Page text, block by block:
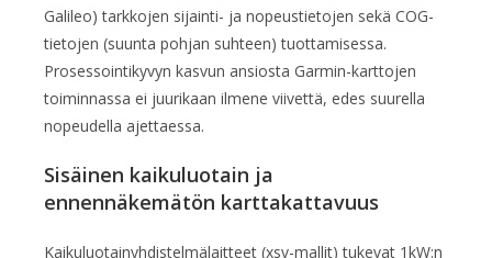
Galileo) tarkkojen sijainti- ja nopeustietojen sekä COG-
tietojen (suunta pohjan suhteen) tuottamisessa.
Prosessointikyvyn kasvun ansiosta Garmin-karttojen
toiminnassa ei juurikaan ilmene viivettä, edes suurella
nopeudella ajettaessa.
Sisäinen kaikuluotain ja
ennennäkemätön karttakattavuus
Kaikuluotainyhdistelmälaitteet (xsv-mallit) tukevat 1kW:n